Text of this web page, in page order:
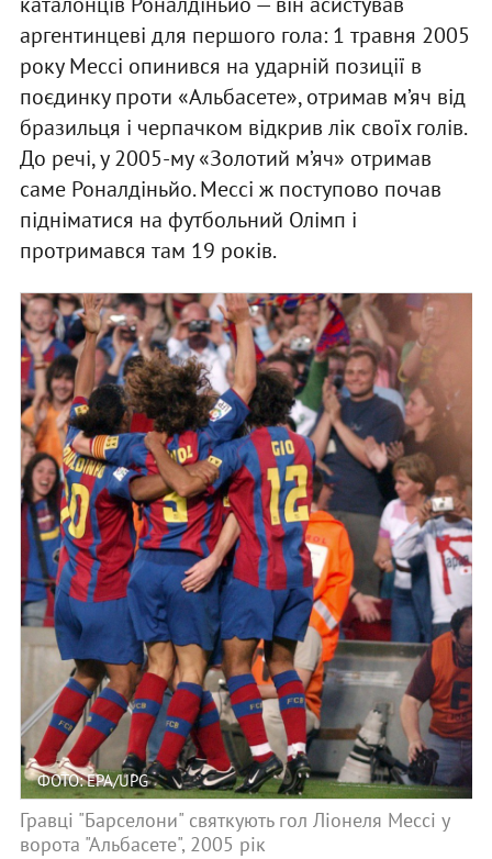
аргентинцеві для першого гола: 1 травня 2005
року Мессі опинився на ударній позиції в
поєдинку проти «Альбасете», отримав м’яч від
бразильця і черпачком відкрив лік своїх голів.
До речі, у 2005-му «Золотий м’яч» отримав
саме Роналдіньйо. Мессі ж поступово почав
підніматися на футбольний Олімп і
протримався там 19 років.
ФОТО: EPA/UPG
Гравці "Барселони" святкують гол Ліонеля Мессі у
ворота "Альбасете", 2005 рік